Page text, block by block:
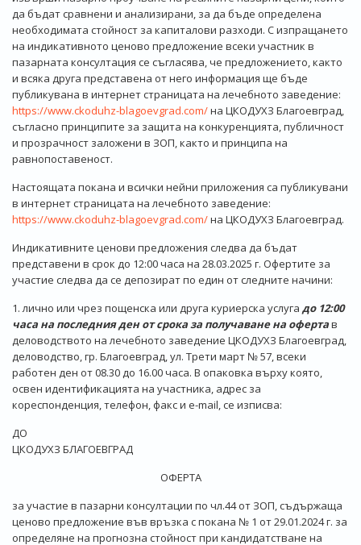
да бъдат сравнени и анализирани, за да бъде определена
необходимата стойност за капиталови разходи. С изпращането
на индикативното ценово предложение всеки участник в
пазарната консултация се съгласява, че предложението, както
и всяка друга представена от него информация ще бъде
публикувана в интернет страницата на лечебното заведение:
https://www.ckoduhz-blagoevgrad.com/на ЦКОДУХЗ Благоевград,
съгласно принципите за защита на конкуренцията, публичност
и прозрачност заложени в ЗОП, както и принципа на
равнопоставеност.
Настоящата покана и всички нейни приложения са публикувани
в интернет страницата на лечебното заведение:
https://www.ckoduhz-blagoevgrad.com/на ЦКОДУХЗ Благоевград.
Индикативните ценови предложения следва да бъдат
представени в срок до 12:00 часа на 28.03.2025 г. Офертите за
участие следва да се депозират по един от следните начини:
1. лично или чрез пощенска или друга куриерска услуга до 12:00
часа на последния ден от срока за получаване на офертав
деловодството на лечебното заведение ЦКОДУХЗ Благоевград,
деловодство, гр. Благоевград, ул. Трети март № 57, всеки
работен ден от 08.30 до 16.00 часа. В опаковка върху която,
освен идентификацията на участника, адрес за
кореспонденция, телефон, факс и e-mail, се изписва:
ДО
ЦКОДУХЗ БЛАГОЕВГРАД
ОФЕРТА
за участие в пазарни консултации по чл.44 от ЗОП, съдържаща
ценово предложение във връзка с покана № 1 от 29.01.2024 г. за
определяне на прогнозна стойност при кандидатстване на